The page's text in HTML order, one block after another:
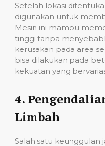
Setelah lokasi
digunakan untuk
Mesin ini mampu
tinggi tanpa
kerusakan pada area
bisa dilakukan pada
kekuatan yang
4.
Limbah
Salah satu keunggulan